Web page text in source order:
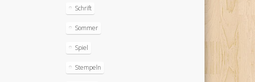
Schrift
Sommer
Spiel
Stempeln